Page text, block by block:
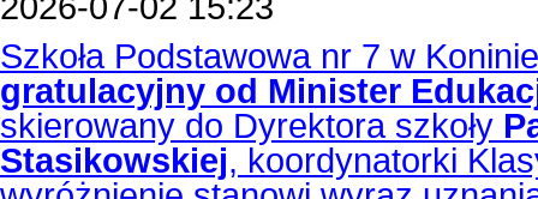
Szkoła Podstawowa nr 7 w
gratulacyjny od Minister
skierowany do Dyrektora szkoły
Stasikowskiej, koordynatorki